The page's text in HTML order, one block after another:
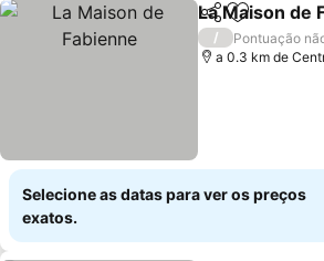
PartilharAdicionar
La Maison de
/
Pontuação
a 0.3 km de
Selecione as datas para ver os preços
exatos.